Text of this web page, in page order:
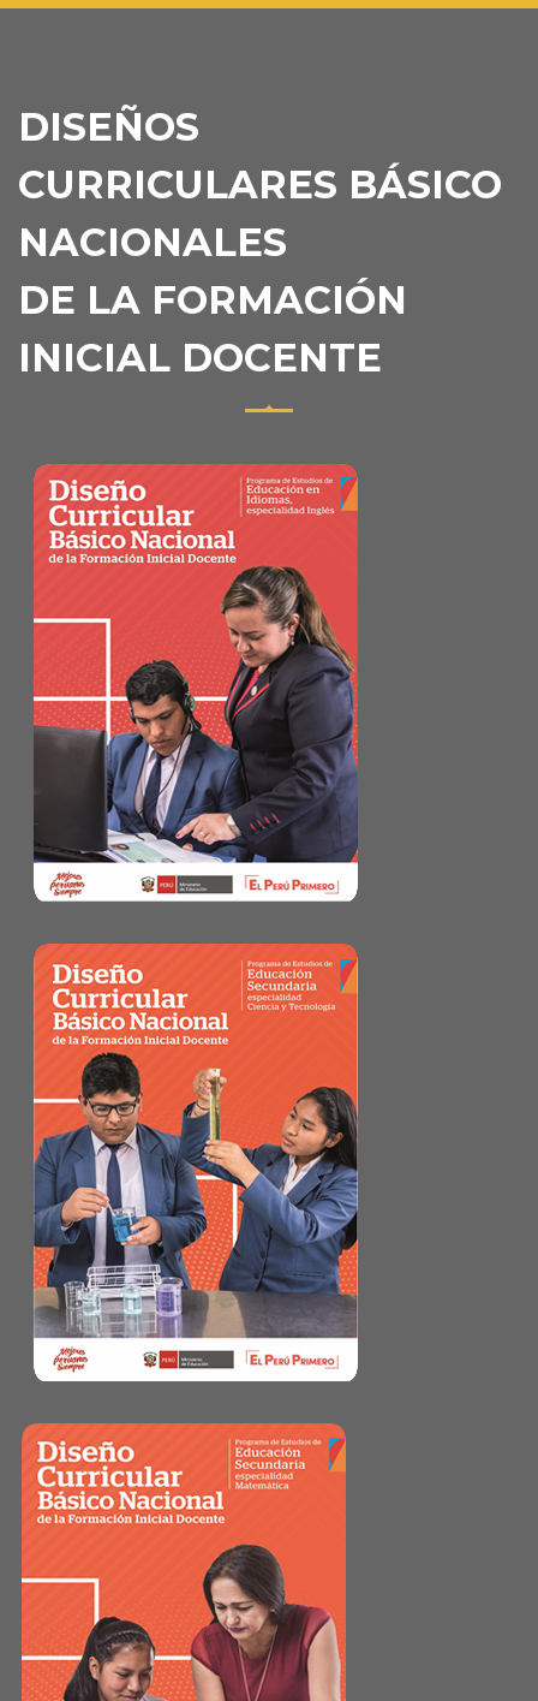
DISEÑOS
CURRICULARES BÁSICO
NACIONALES
DE LA FORMACIÓN
INICIAL DOCENTE